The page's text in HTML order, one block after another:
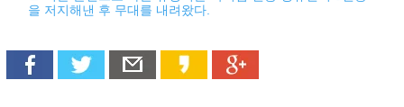
을 저지해낸 후 무대를 내려왔다.